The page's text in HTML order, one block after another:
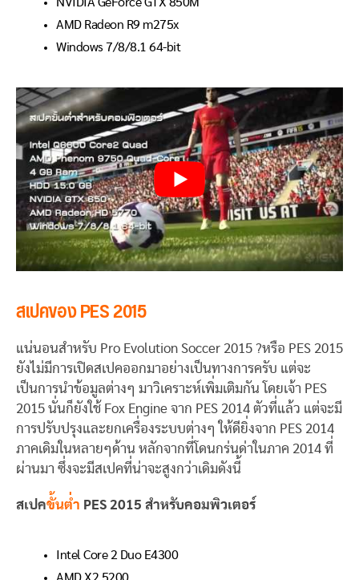
AMD Radeon R9 m275x
Windows 7/8/8.1 64-bit
สเปคของ PES 2015
แน่นอนสำหรับ Pro Evolution Soccer 2015 ?หรือ PES 2015
ยังไม่มีการเปิดสเปคออกมาอย่างเป็นทางการครับ แต่จะ
เป็นการนำข้อมูลต่างๆ มาวิเคราะห์เพิ่มเติมกัน โดยเจ้า PES
2015 นั่นก็ยังใช้ Fox Engine จาก PES 2014 ตัวที่แล้ว แต่จะมี
การปรับปรุงและยกเครื่องระบบต่างๆ ให้ดียิ่งจาก PES 2014
ภาคเดิมในหลายๆด้าน หลักจากที่โดนกร่นด่าในภาค 2014 ที่
ผ่านมา ซึ่งจะมีสเปคที่น่าจะสูงกว่าเดิมดังนี้
สเปคขั้นต่ำ PES 2015 สำหรับคอมพิวเตอร์
Intel Core 2 Duo E4300